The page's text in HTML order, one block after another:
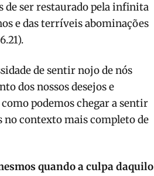
de ser restaurado pela infinita
e das terríveis abominações
de sentir nojo de nós
dos nossos desejos e
podemos chegar a sentir
no contexto mais completo de
quando a culpa daquilo